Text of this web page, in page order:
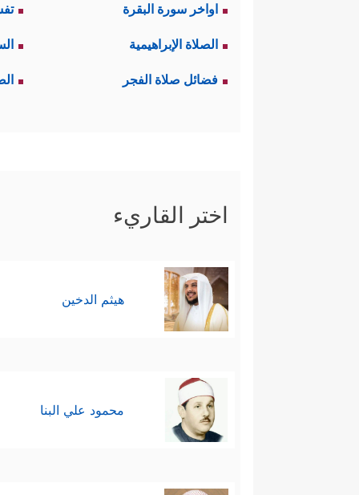
اواخر سورة البقرة
الصلاة الإبراهيمية
فضائل صلاة الفجر
اختر القاريء
هيثم الدخين
محمود علي البنا